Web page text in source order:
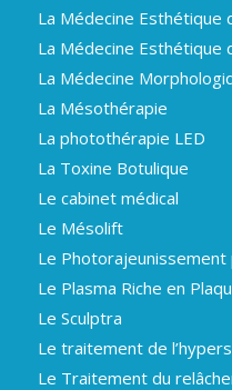
La Médecine Esthétique
La Médecine Esthétique
La Médecine
La Mésothérapie
La photothérapie LED
La Toxine Botulique
Le cabinet médical
Le Mésolift
Le Photorajeunissement
Le Plasma Riche en
Le Sculptra
Le traitement de
Le Traitement du